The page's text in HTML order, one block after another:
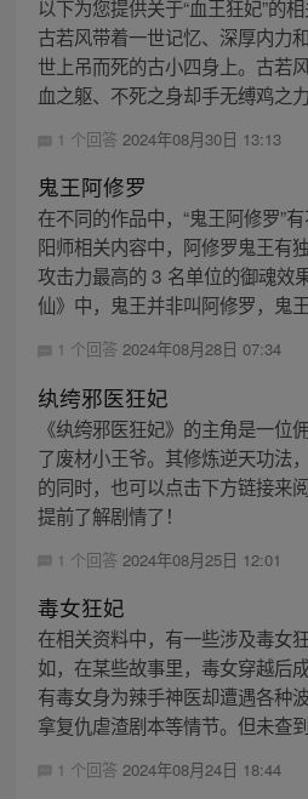
以下为您提供关于“血王狂妃”的
古若风带着一世记忆、深厚内力
世上吊而死的古小四身上。古若
血之躯、不死之身却手无缚鸡之
1 个回答 2024年08月30日 13:13
鬼王阿修罗
在不同的作品中，“鬼王阿修罗”
阳师相关内容中，阿修罗鬼王有
攻击力最高的 3 名单位的御魂效
仙》中，鬼王并非叫阿修罗，鬼
1 个回答 2024年08月28日 07:34
纨绔邪医狂妃
《纨绔邪医狂妃》的主角是一位
了废材小王爷。其修炼逆天功法
的同时，也可以点击下方链接来
提前了解剧情了！
1 个回答 2024年08月25日 12:01
毒女狂妃
在相关资料中，有一些涉及毒女
如，在某些故事里，毒女穿越后
有毒女身为辣手神医却遭遇各种
拿复仇虐渣剧本等情节。但未查
1 个回答 2024年08月24日 18:44